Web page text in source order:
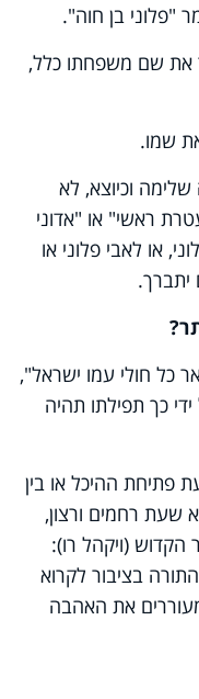
"פלוני בן חוה".
את שם משפחתו כלל,
שמו.
וכיוצא, לא
ראשי" או "אדוני
או לאבי פלוני או
יתברך.
כל חולי עמו ישראל",
כך תפילתו תהיה
פתיחת ההיכל או בין
שעת רחמים ורצון,
הקדוש (ויקהל רו):
בציבור לקרוא
את האהבה